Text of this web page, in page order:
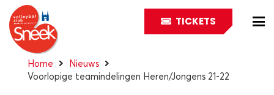
TICKETS
Home
Nieuws
Voorlopige teamindelingen Heren/Jongens 21-22